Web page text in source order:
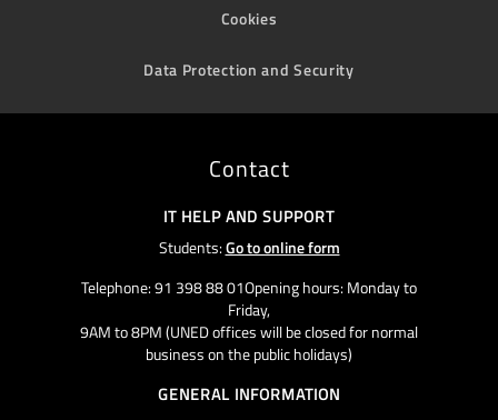
Cookies
Data Protection and Security
Contact
IT HELP AND SUPPORT
Students:Go to online form
Telephone: 91 398 88 01Opening hours: Monday to
Friday,
9AM to 8PM (UNED offices will be closed for normal
business on the public holidays)
GENERAL INFORMATION